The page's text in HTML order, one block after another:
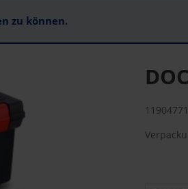
zu können.